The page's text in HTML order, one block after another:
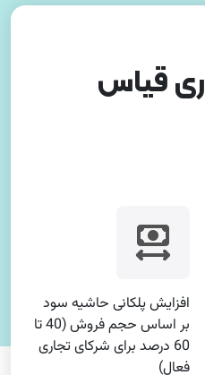
قیاس
افزایش پلکانی حاشیه سود
بر اساس حجم فروش (40 تا
60 درصد برای شرکای تجاری
فعال)